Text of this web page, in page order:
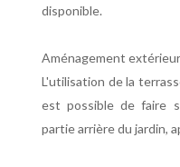
disponible.
Aménagement
L'utilisation de la
est possible de faire
partie arrière du jardin,